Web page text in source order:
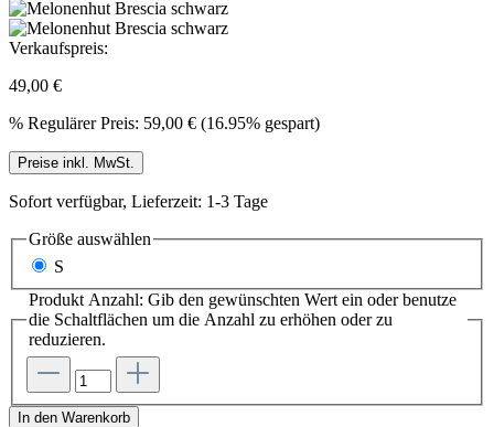
Verkaufspreis:
49,00 €
% Regulärer Preis: 59,00 € (16.95% gespart)
Preise inkl. MwSt.
Sofort verfügbar, Lieferzeit: 1-3 Tage
Größe auswählen
S
Produkt Anzahl: Gib den gewünschten Wert ein oder benutze
die Schaltflächen um die Anzahl zu erhöhen oder zu
reduzieren.
In den Warenkorb